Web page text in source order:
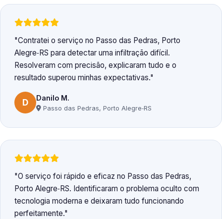
Contratei o serviço no Passo das Pedras, Porto
Alegre‑RS para detectar uma infiltração difícil.
Resolveram com precisão, explicaram tudo e o
resultado superou minhas expectativas.
D Danilo M.
Passo das Pedras, Porto Alegre‑RS
O serviço foi rápido e eficaz no Passo das Pedras,
Porto Alegre‑RS. Identificaram o problema oculto com
tecnologia moderna e deixaram tudo funcionando
perfeitamente.